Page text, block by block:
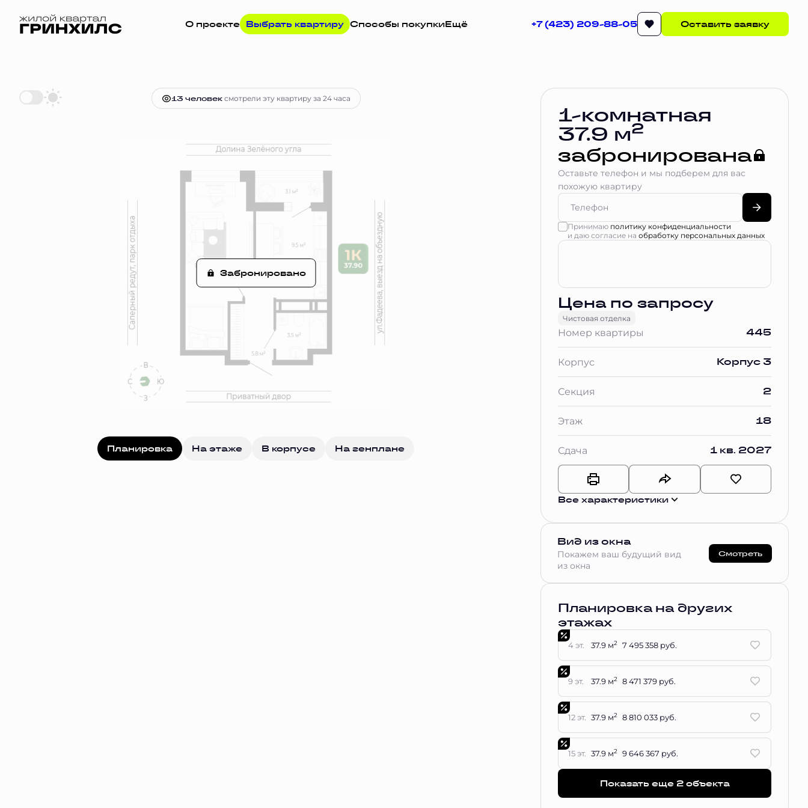
О проекте Выбрать квартиру Способы покупкиЕщё +7 (423) 209-88-05 Оставить заявку
1-комнатная37.9 м Цена по запросу Квартира забронирована
13 человексмотрели эту квартиру за 24 часа
Забронировано
Планировка На этаже В корпусе На генплане
1-комнатная
37.9 м2
забронирована
Оставьте телефон и мы подберем для вас
похожую квартиру
Принимаю политику конфиденциальности
и даю согласие на обработку персональных данных
Цена по запросу
Чистовая отделка
Номер квартиры 445
Корпус Корпус 3
Секция 2
Этаж 18
Сдача 1 кв. 2027
Все характеристики
Вид из окна
Покажем ваш будущий вид
из окна
Смотреть
Планировка на других
этажах
4 эт. 37.9 м2 7 495 358 руб.
9 эт. 37.9 м2 8 471 379 руб.
12 эт. 37.9 м2 8 810 033 руб.
15 эт. 37.9 м2 9 646 367 руб.
Показать еще 2 объектa